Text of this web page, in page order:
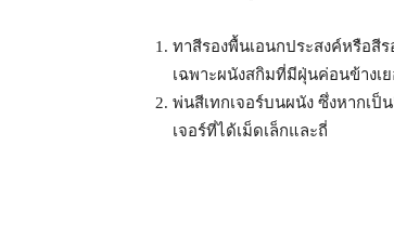
ทาสีรองพื้นเอนกประสงค์หรือสีร
เฉพาะผนังสกิมที่มีฝุ่นค่อนข้างเ
พ่นสีเทกเจอร์บนผนัง ซึ่งหากเป็
เจอร์ที่ได้เม็ดเล็กและถี่